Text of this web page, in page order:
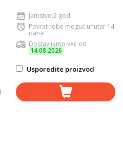
Jamstvo:2 god
Povrat robe moguć unutar 14
dana
Dostavljamo već od
14.08.2026
Usporedite proizvod